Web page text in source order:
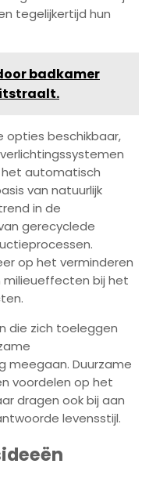
tegelijkertijd hun
badkamer
opties beschikbaar,
het automatisch
van natuurlijk
in de
gerecyclede
op het verminderen
milieueffecten bij het
die zich toeleggen
meegaan. Duurzame
voordelen op het
dragen ook bij aan
levensstijl.